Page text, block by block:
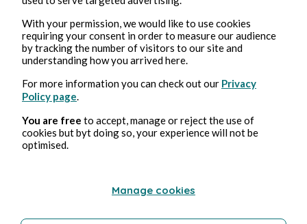
Bernard Ducosson
5 ago 2026minuti di lettura
With your permission, we would like to use cookies
requiring your consent in order to measure our audience
by tracking the number of visitors to our site and
understanding how you arrived here.
For more information you can check out our Privacy
Policy page
You are free to accept, manage or reject the use of
cookies but byt doing so, your experience will not be
optimised.
Manage cookies